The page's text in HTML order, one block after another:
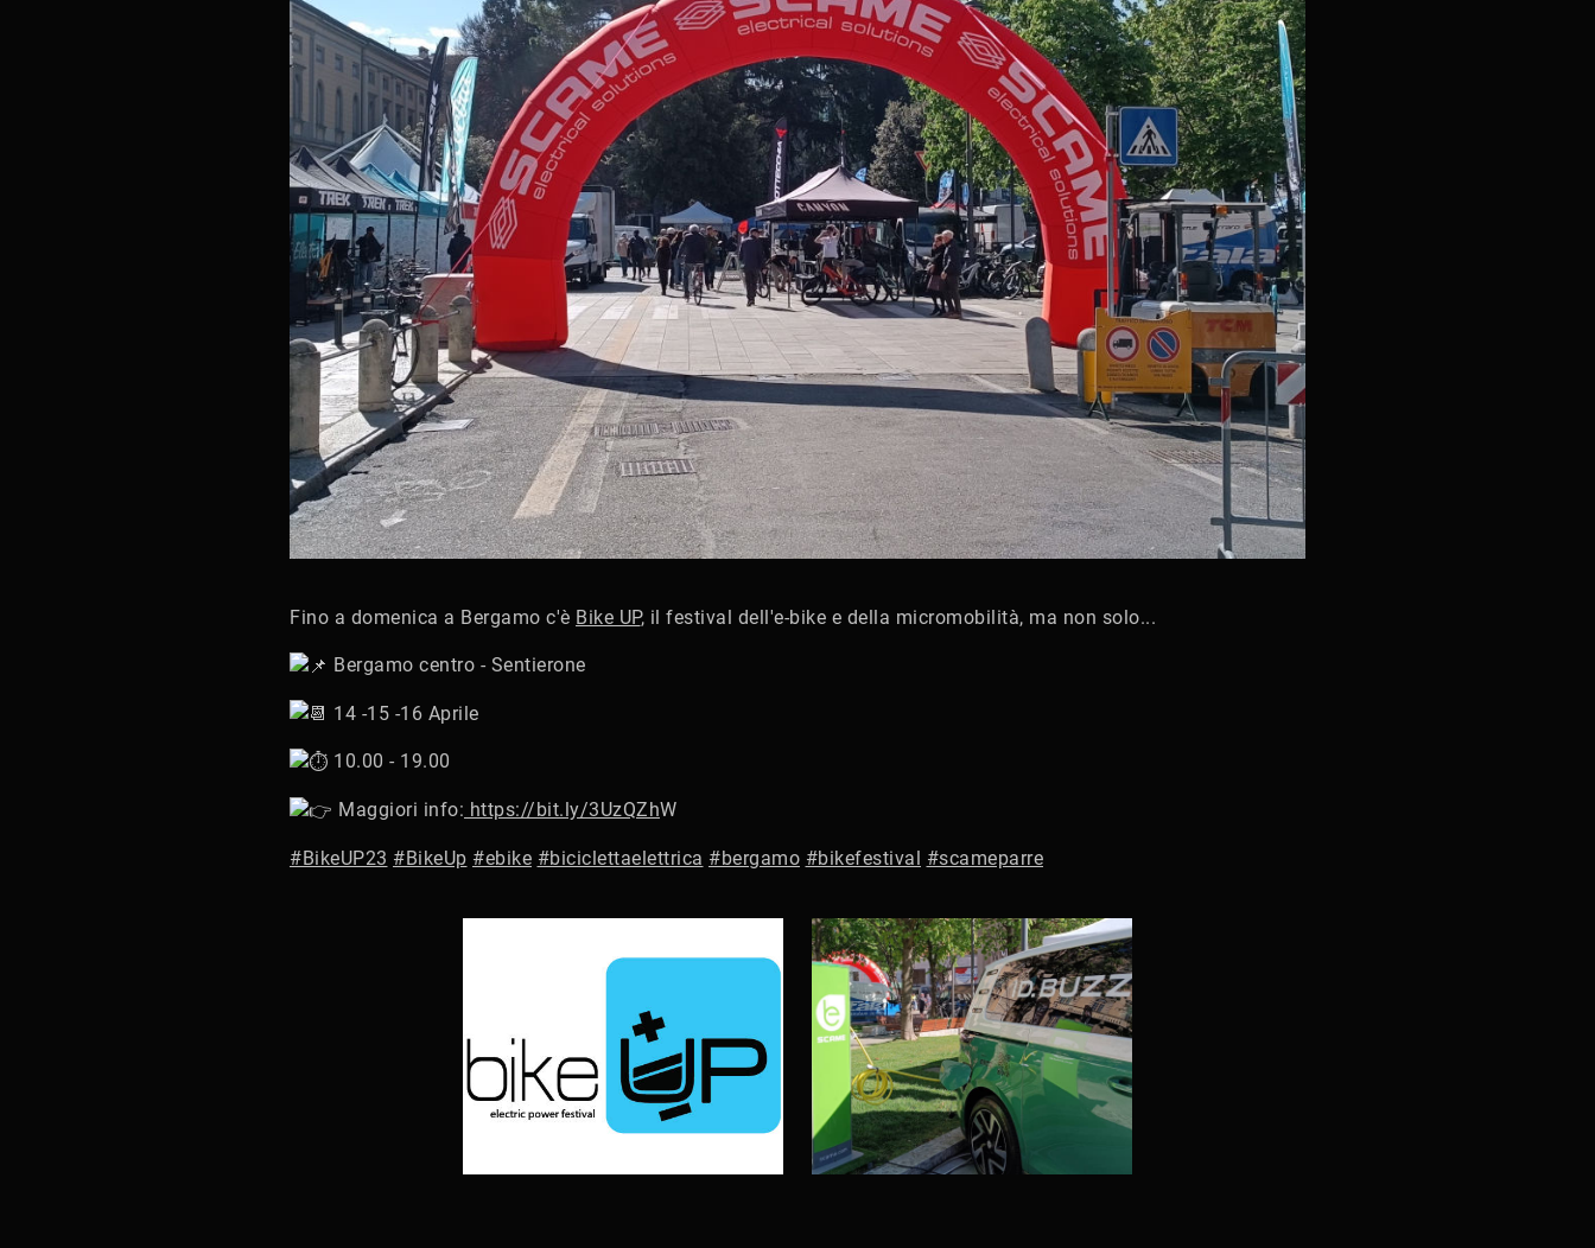
Fino a domenica a Bergamo c'è Bike UP, il festival dell'e-bike e della micromobilità, ma non solo...
Bergamo centro - Sentierone
14 -15 -16 Aprile
10.00 - 19.00
Maggiori info: https://bit.ly/3UzQZhW
#BikeUP23 #BikeUp #ebike #biciclettaelettrica #bergamo #bikefestival #scameparre